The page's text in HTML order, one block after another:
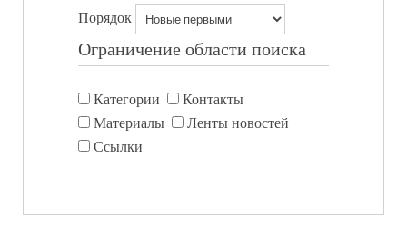
Порядок
Ограничение области поиска
Категории
Контакты
Материалы
Ленты новостей
Ссылки